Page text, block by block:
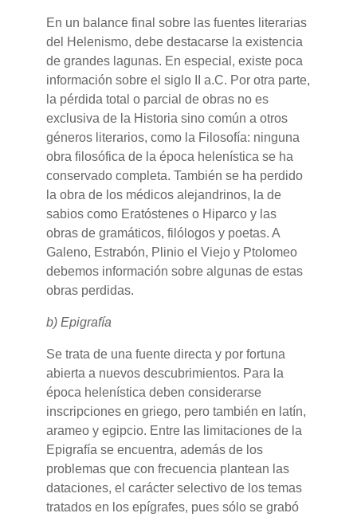
En un balance final sobre las fuentes literarias
del Helenismo, debe destacarse la existencia
de grandes lagunas. En especial, existe poca
información sobre el siglo II a.C. Por otra parte,
la pérdida total o parcial de obras no es
exclusiva de la Historia sino común a otros
géneros literarios, como la Filosofía: ninguna
obra filosófica de la época helenística se ha
conservado completa. También se ha perdido
la obra de los médicos alejandrinos, la de
sabios como Eratóstenes o Hiparco y las
obras de gramáticos, filólogos y poetas. A
Galeno, Estrabón, Plinio el Viejo y Ptolomeo
debemos información sobre algunas de estas
obras perdidas.
b) Epigrafía
Se trata de una fuente directa y por fortuna
abierta a nuevos descubrimientos. Para la
época helenística deben considerarse
inscripciones en griego, pero también en latín,
arameo y egipcio. Entre las limitaciones de la
Epigrafía se encuentra, además de los
problemas que con frecuencia plantean las
dataciones, el carácter selectivo de los temas
tratados en los epígrafes, pues sólo se grabó